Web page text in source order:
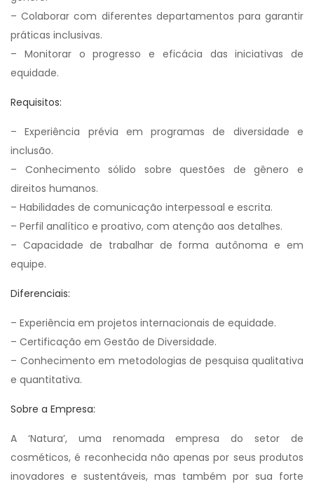
– Colaborar com diferentes departamentos para garantir
práticas inclusivas.
– Monitorar o progresso e eficácia das iniciativas de
equidade.
Requisitos:
– Experiência prévia em programas de diversidade e
inclusão.
– Conhecimento sólido sobre questões de gênero e
direitos humanos.
– Habilidades de comunicação interpessoal e escrita.
– Perfil analítico e proativo, com atenção aos detalhes.
– Capacidade de trabalhar de forma autônoma e em
equipe.
Diferenciais:
– Experiência em projetos internacionais de equidade.
– Certificação em Gestão de Diversidade.
– Conhecimento em metodologias de pesquisa qualitativa
e quantitativa.
Sobre a Empresa:
A ‘Natura’, uma renomada empresa do setor de
cosméticos, é reconhecida não apenas por seus produtos
inovadores e sustentáveis, mas também por sua forte